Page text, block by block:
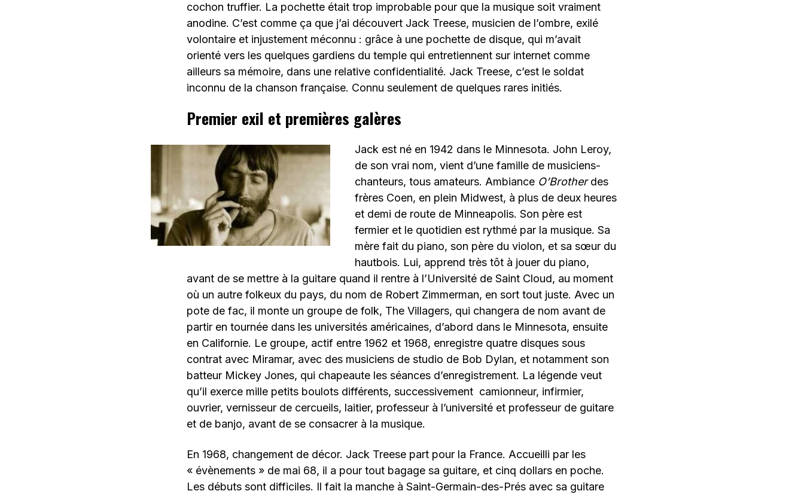
cochon truffier. La pochette était trop improbable pour que la musique soit vraiment
anodine. C’est comme ça que j’ai découvert Jack Treese, musicien de l’ombre, exilé
volontaire et injustement méconnu : grâce à une pochette de disque, qui m’avait
orienté vers les quelques gardiens du temple qui entretiennent sur internet comme
ailleurs sa mémoire, dans une relative confidentialité. Jack Treese, c’est le soldat
inconnu de la chanson française. Connu seulement de quelques rares initiés.
Premier exil et premières galères
Jack est né en 1942 dans le Minnesota. John Leroy,
de son vrai nom, vient d’une famille de musiciens-
chanteurs, tous amateurs. Ambiance O’Brotherdes
frères Coen, en plein Midwest, à plus de deux heures
et demi de route de Minneapolis. Son père est
fermier et le quotidien est rythmé par la musique. Sa
mère fait du piano, son père du violon, et sa sœur du
hautbois. Lui, apprend très tôt à jouer du piano,
avant de se mettre à la guitare quand il rentre à l’Université de Saint Cloud, au moment
où un autre folkeux du pays, du nom de Robert Zimmerman, en sort tout juste. Avec un
pote de fac, il monte un groupe de folk, The Villagers, qui changera de nom avant de
partir en tournée dans les universités américaines, d’abord dans le Minnesota, ensuite
en Californie. Le groupe, actif entre 1962 et 1968, enregistre quatre disques sous
contrat avec Miramar, avec des musiciens de studio de Bob Dylan, et notamment son
batteur Mickey Jones, qui chapeaute les séances d’enregistrement. La légende veut
qu’il exerce mille petits boulots différents, successivement camionneur, infirmier,
ouvrier, vernisseur de cercueils, laitier, professeur à l’université et professeur de guitare
et de banjo, avant de se consacrer à la musique.
En 1968, changement de décor. Jack Treese part pour la France. Accueilli par les
« évènements » de mai 68, il a pour tout bagage sa guitare, et cinq dollars en poche.
Les débuts sont difficiles. Il fait la manche à Saint-Germain-des-Prés avec sa guitare